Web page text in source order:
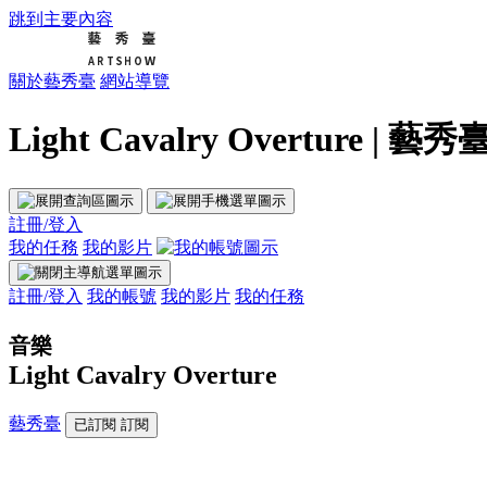
跳到主要內容
關於藝秀臺 網站導覽
Light Cavalry Overture | 藝秀
註冊/登入
我的任務 我的影片
註冊/登入 我的帳號 我的影片 我的任務
音樂
Light Cavalry Overture
藝秀臺 已訂閱 訂閱